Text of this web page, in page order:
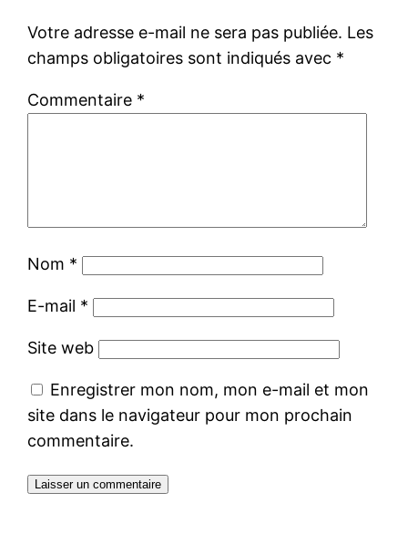
Votre adresse e-mail ne sera pas publiée. Les
champs obligatoires sont indiqués avec *
Commentaire *
Nom *
E-mail *
Site web
Enregistrer mon nom, mon e-mail et mon
site dans le navigateur pour mon prochain
commentaire.